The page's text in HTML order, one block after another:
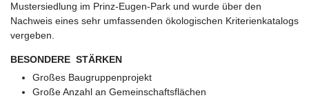
Mustersiedlung im Prinz-Eugen-Park und wurde über den
Nachweis eines sehr umfassenden ökologischen Kriterienkatalogs
vergeben.
BESONDERE STÄRKEN
Großes Baugruppenprojekt
Große Anzahl an Gemeinschaftsflächen